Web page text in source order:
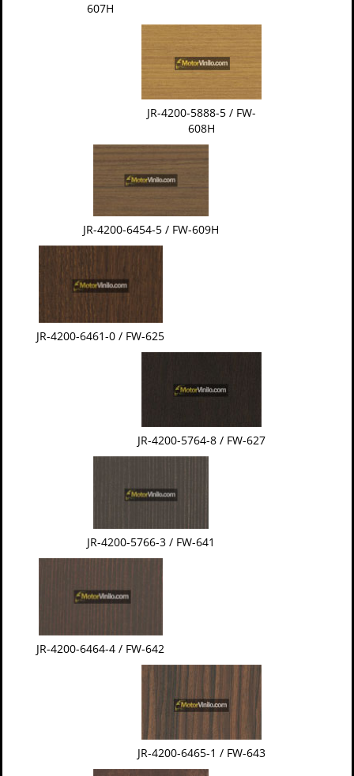
607H
JR-4200-5888-5 / FW-
608H
JR-4200-6454-5 / FW-609H
JR-4200-6461-0 / FW-625
JR-4200-5764-8 / FW-627
JR-4200-5766-3 / FW-641
JR-4200-6464-4 / FW-642
JR-4200-6465-1 / FW-643